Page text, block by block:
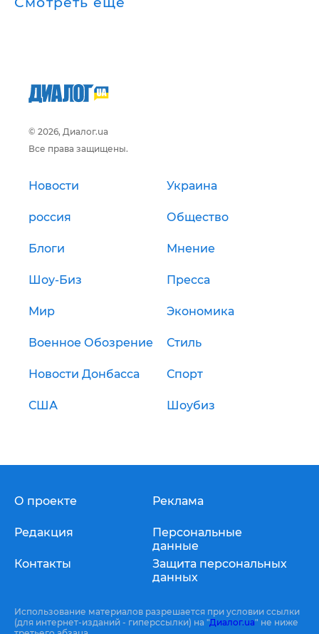
© 2026, Диалог.ua
Все права защищены.
Новости Украина
россия Общество
Блоги Мнение
Шоу-Биз Пресса
Мир Экономика
Военное Обозрение Стиль
Новости Донбасса Спорт
США Шоубиз
О проекте
Редакция
Контакты
Реклама
Персональные
данные
Защита персональных
данных
Использование материалов разрешается при условии ссылки
(для интернет-изданий - гиперссылки) на "Диалог.ua" не ниже